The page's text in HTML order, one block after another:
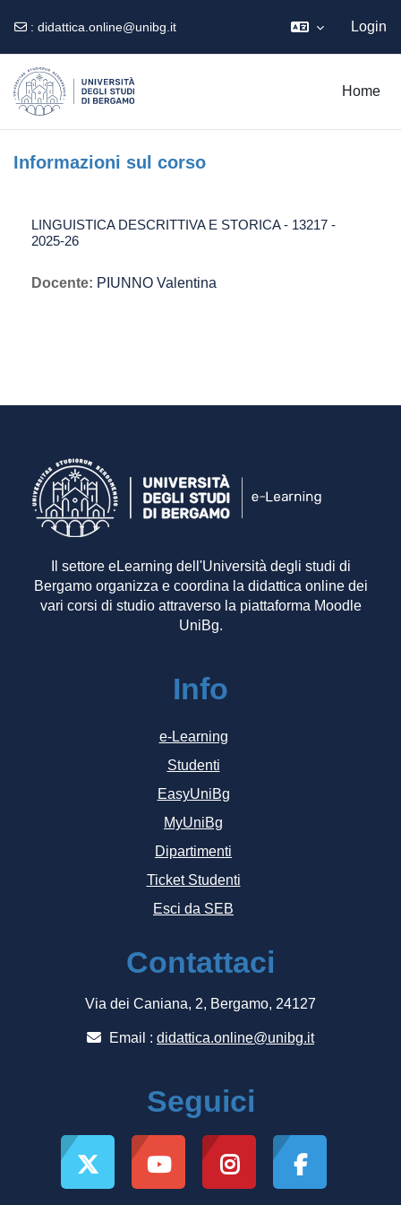
: didattica.online@unibg.it Login
Home
Informazioni sul corso
LINGUISTICA DESCRITTIVA E STORICA - 13217 -
2025-26
Docente: PIUNNO Valentina
Il settore eLearning dell'Università degli studi di
Bergamo organizza e coordina la didattica online dei
vari corsi di studio attraverso la piattaforma Moodle
UniBg.
Info
e-Learning
Studenti
EasyUniBg
MyUniBg
Dipartimenti
Ticket Studenti
Esci da SEB
Contattaci
Via dei Caniana, 2, Bergamo, 24127
Email : didattica.online@unibg.it
Seguici